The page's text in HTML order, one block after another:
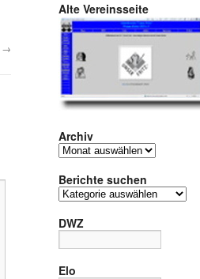
→
Alte Vereinsseite
Archiv
Archiv
Berichte suchen
Berichte
DWZ
Elo